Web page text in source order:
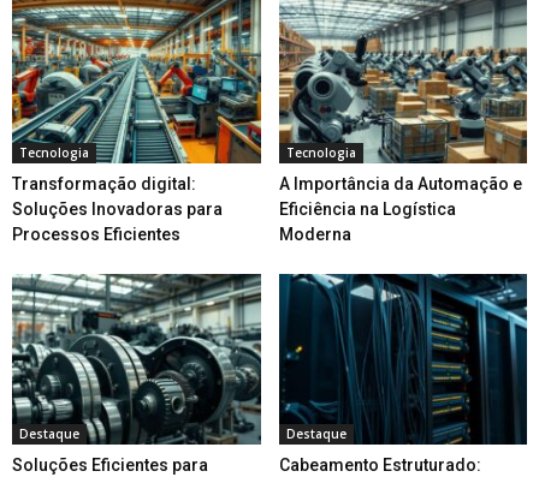
Tecnologia
Transformação digital:
Soluções Inovadoras para
Processos Eficientes
Tecnologia
A Importância da Automação e
Eficiência na Logística
Moderna
Destaque
Soluções Eficientes para
Destaque
Cabeamento Estruturado: